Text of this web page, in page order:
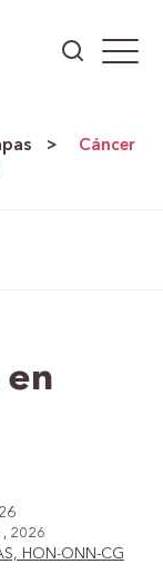
>
Cáncer
en
2026
HON-ONN-CG